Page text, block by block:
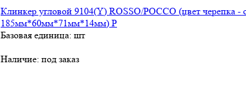
Клинкер угловой 9104(Y) ROSSO/РОССО (цвет черепка -
185мм*60мм*71мм*14мм) P
Базовая единица: шт
Наличие: под заказ